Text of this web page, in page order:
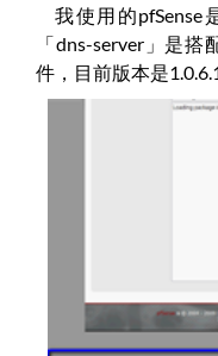
我使用的pfSense
「dns-server」是搭
件，目前版本是